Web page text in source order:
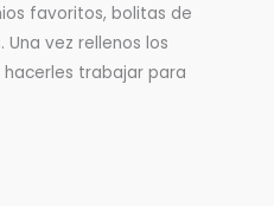
favoritos, bolitas de
. Una vez rellenos los
trabajar para